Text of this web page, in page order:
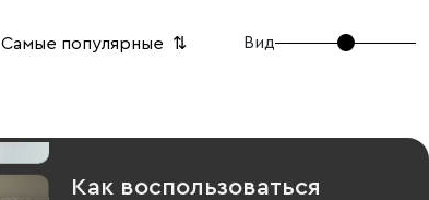
Самые популярные ⇅ Вид
Как воспользоваться